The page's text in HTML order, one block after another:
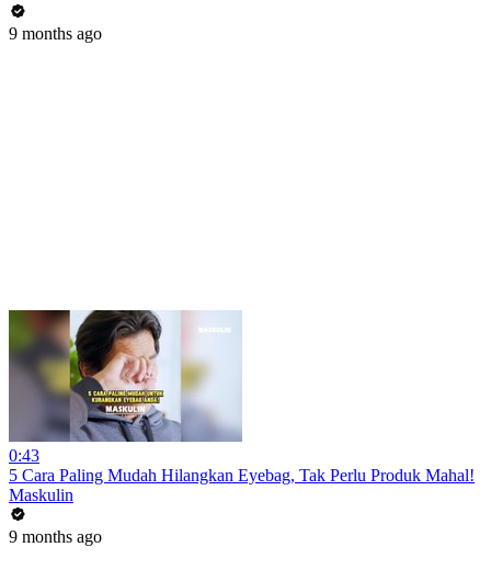
9 months ago
0:43
5 Cara Paling Mudah Hilangkan Eyebag, Tak Perlu Produk Mahal!
Maskulin
9 months ago